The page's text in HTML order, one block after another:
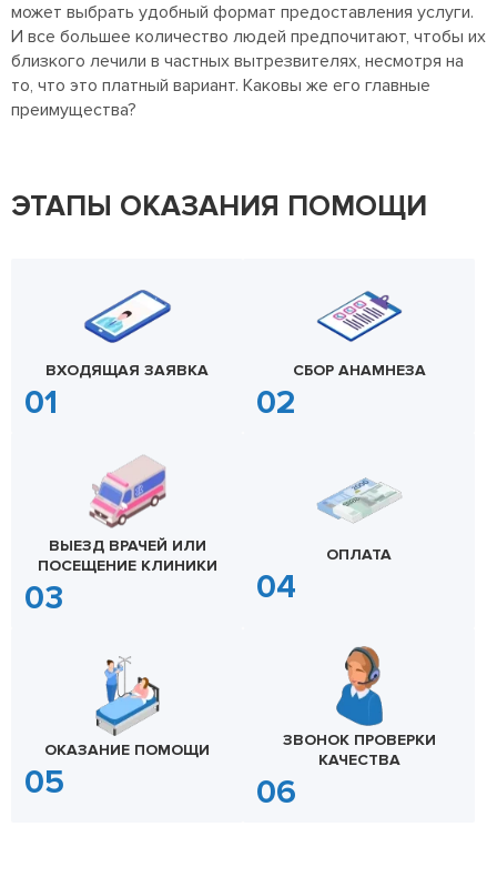
может выбрать удобный формат предоставления услуги.
И все большее количество людей предпочитают, чтобы их
близкого лечили в частных вытрезвителях, несмотря на
то, что это платный вариант. Каковы же его главные
преимущества?
ЭТАПЫ ОКАЗАНИЯ ПОМОЩИ
ВХОДЯЩАЯ ЗАЯВКА СБОР АНАМНЕЗА
ВЫЕЗД ВРАЧЕЙ ИЛИ
ПОСЕЩЕНИЕ КЛИНИКИ
ОПЛАТА
ОКАЗАНИЕ ПОМОЩИ
ЗВОНОК ПРОВЕРКИ
КАЧЕСТВА